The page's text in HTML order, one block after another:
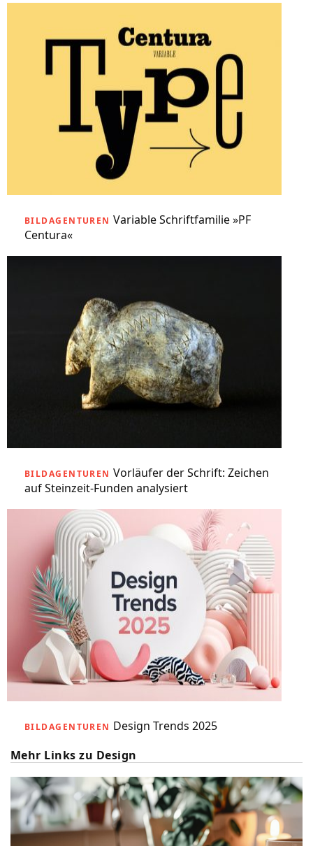
BILDAGENTUREN Variable Schriftfamilie »PF
Centura«
BILDAGENTUREN Vorläufer der Schrift: Zeichen
auf Steinzeit-Funden analysiert
BILDAGENTUREN Design Trends 2025
Mehr Links zu Design